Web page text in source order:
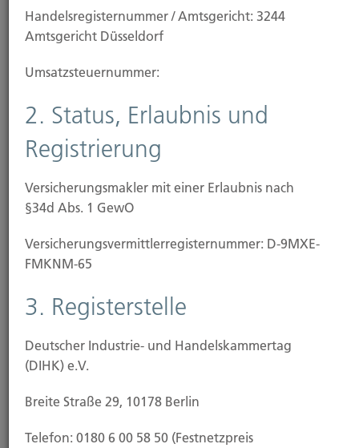
Es ist an der Zeit ein paar Fragen zu stellen.
Vorsorgen
Wir sorgen für Durchblick bei Ihrer Altersvorsorge.
Handels­registernummer / Amtsgericht: 3244
Amtsgericht Düsseldorf
Umsatzsteuer­nummer:
2. Status, Erlaubnis und
Registrierung
Versicherungsmakler mit einer Erlaubnis nach
§34d Abs. 1 GewO
Versicherungs­vermittler­registernummer: D-9MXE-
FMKNM-65
3. Registerstelle
Deutscher Industrie- und Handelskammertag
(DIHK) e.V.
Breite Straße 29, 10178 Berlin
Telefon: 0180 6 00 58 50 (Festnetzpreis